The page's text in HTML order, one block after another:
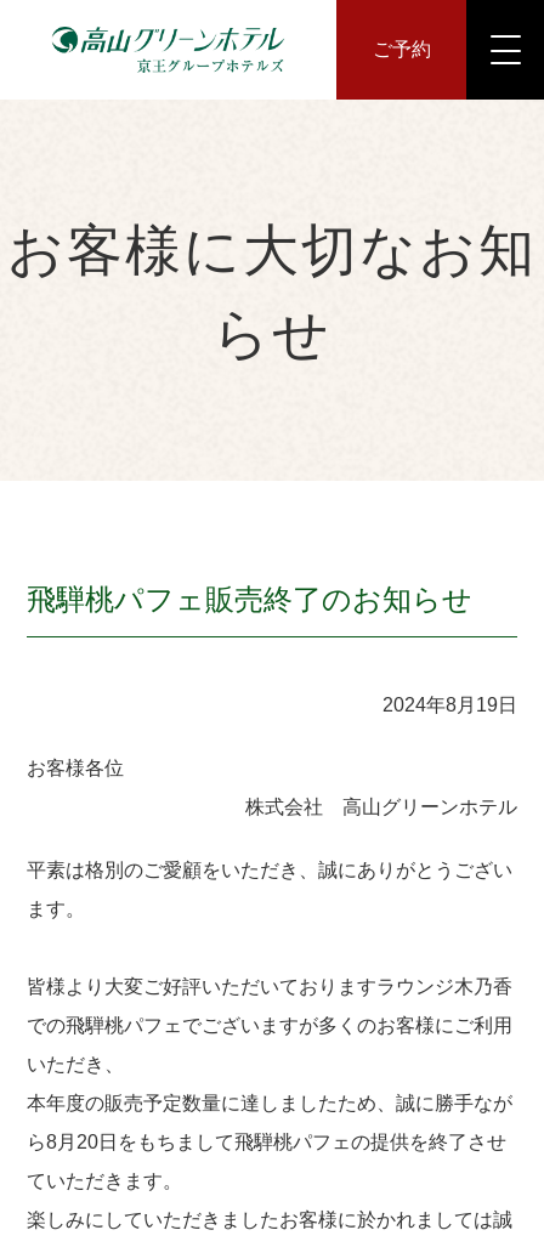
ご予約
お客様に大切なお知
らせ
飛騨桃パフェ販売終了のお知らせ
2024年8月19日
お客様各位
株式会社 高山グリーンホテル
平素は格別のご愛顧をいただき、誠にありがとうござい
ます。
皆様より大変ご好評いただいておりますラウンジ木乃香
での飛騨桃パフェでございますが多くのお客様にご利用
いただき、
本年度の販売予定数量に達しましたため、誠に勝手なが
ら8月20日をもちまして飛騨桃パフェの提供を終了させ
ていただきます。
楽しみにしていただきましたお客様に於かれましては誠